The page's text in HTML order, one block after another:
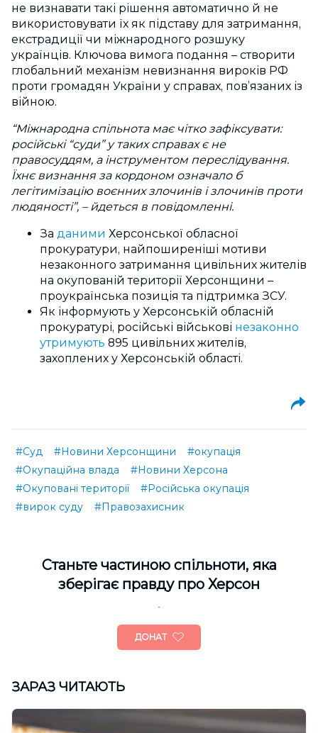
не визнавати такі рішення автоматично й не
використовувати їх як підставу для затримання,
екстрадиції чи міжнародного розшуку
українців. Ключова вимога подання – створити
глобальний механізм невизнання вироків РФ
проти громадян України у справах, пов’язаних із
війною.
“Міжнародна спільнота має чітко зафіксувати:
російські “суди” у таких справах є не
правосуддям, а інструментом переслідування.
Їхнє визнання за кордоном означало б
легітимізацію воєнних злочинів і злочинів проти
людяності”, – йдеться в повідомленні.
За даними Херсонської обласної
прокуратури, найпоширеніші мотиви
незаконного затримання цивільних жителів
на окупованій території Херсонщини –
проукраїнська позиція та підтримка ЗСУ.
Як інформують у Херсонській обласній
прокуратурі, російські військові незаконно
утримують 895 цивільних жителів,
захоплених у Херсонській області.
#Суд #Новини Херсонщини
#окупація
#Окупаційна влада
#Новини Херсона
#Окуповані території
#Російська окупація
#вирок суду
#Правозахисник
Cтаньте частиною спільноти, яка
зберігає правду про Херсон
ДОНАТ
ЗАРАЗ ЧИТАЮТЬ